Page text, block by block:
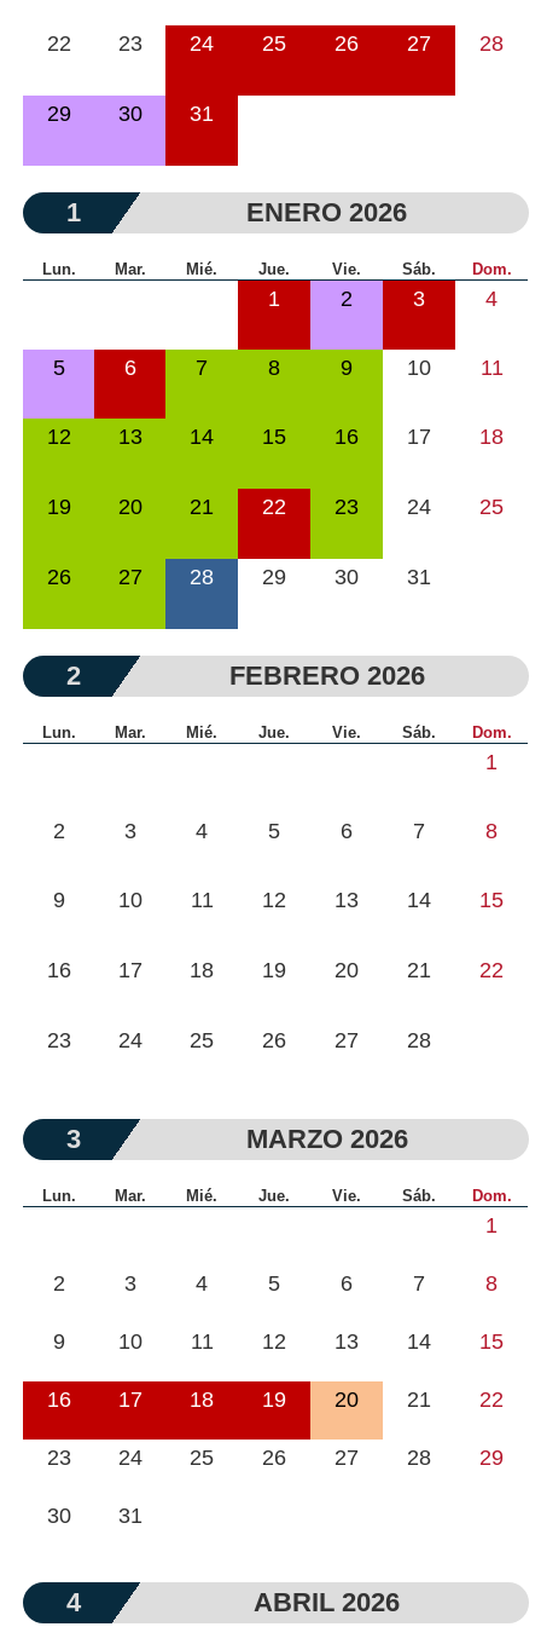
22 23 24 25 26 27 28
29 30 31
1 ENERO 2026
Lun. Mar. Mié. Jue. Vie. Sáb. Dom.
1 2 3 4
5 6 7 8 9 10 11
12 13 14 15 16 17 18
19 20 21 22 23 24 25
26 27 28 29 30 31
2 FEBRERO 2026
Lun. Mar. Mié. Jue. Vie. Sáb. Dom.
1
2 3 4 5 6 7 8
9 10 11 12 13 14 15
16 17 18 19 20 21 22
23 24 25 26 27 28
3 MARZO 2026
Lun. Mar. Mié. Jue. Vie. Sáb. Dom.
1
2 3 4 5 6 7 8
9 10 11 12 13 14 15
16 17 18 19 20 21 22
23 24 25 26 27 28 29
30 31
4 ABRIL 2026